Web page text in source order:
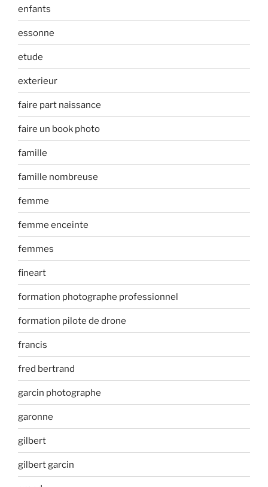
enfants
essonne
etude
exterieur
faire part naissance
faire un book photo
famille
famille nombreuse
femme
femme enceinte
femmes
fineart
formation photographe professionnel
formation pilote de drone
francis
fred bertrand
garcin photographe
garonne
gilbert
gilbert garcin